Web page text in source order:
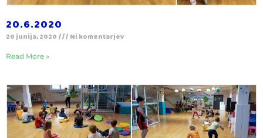
20.6.2020
20 junija, 2020 Ni komentarjev
Read More »